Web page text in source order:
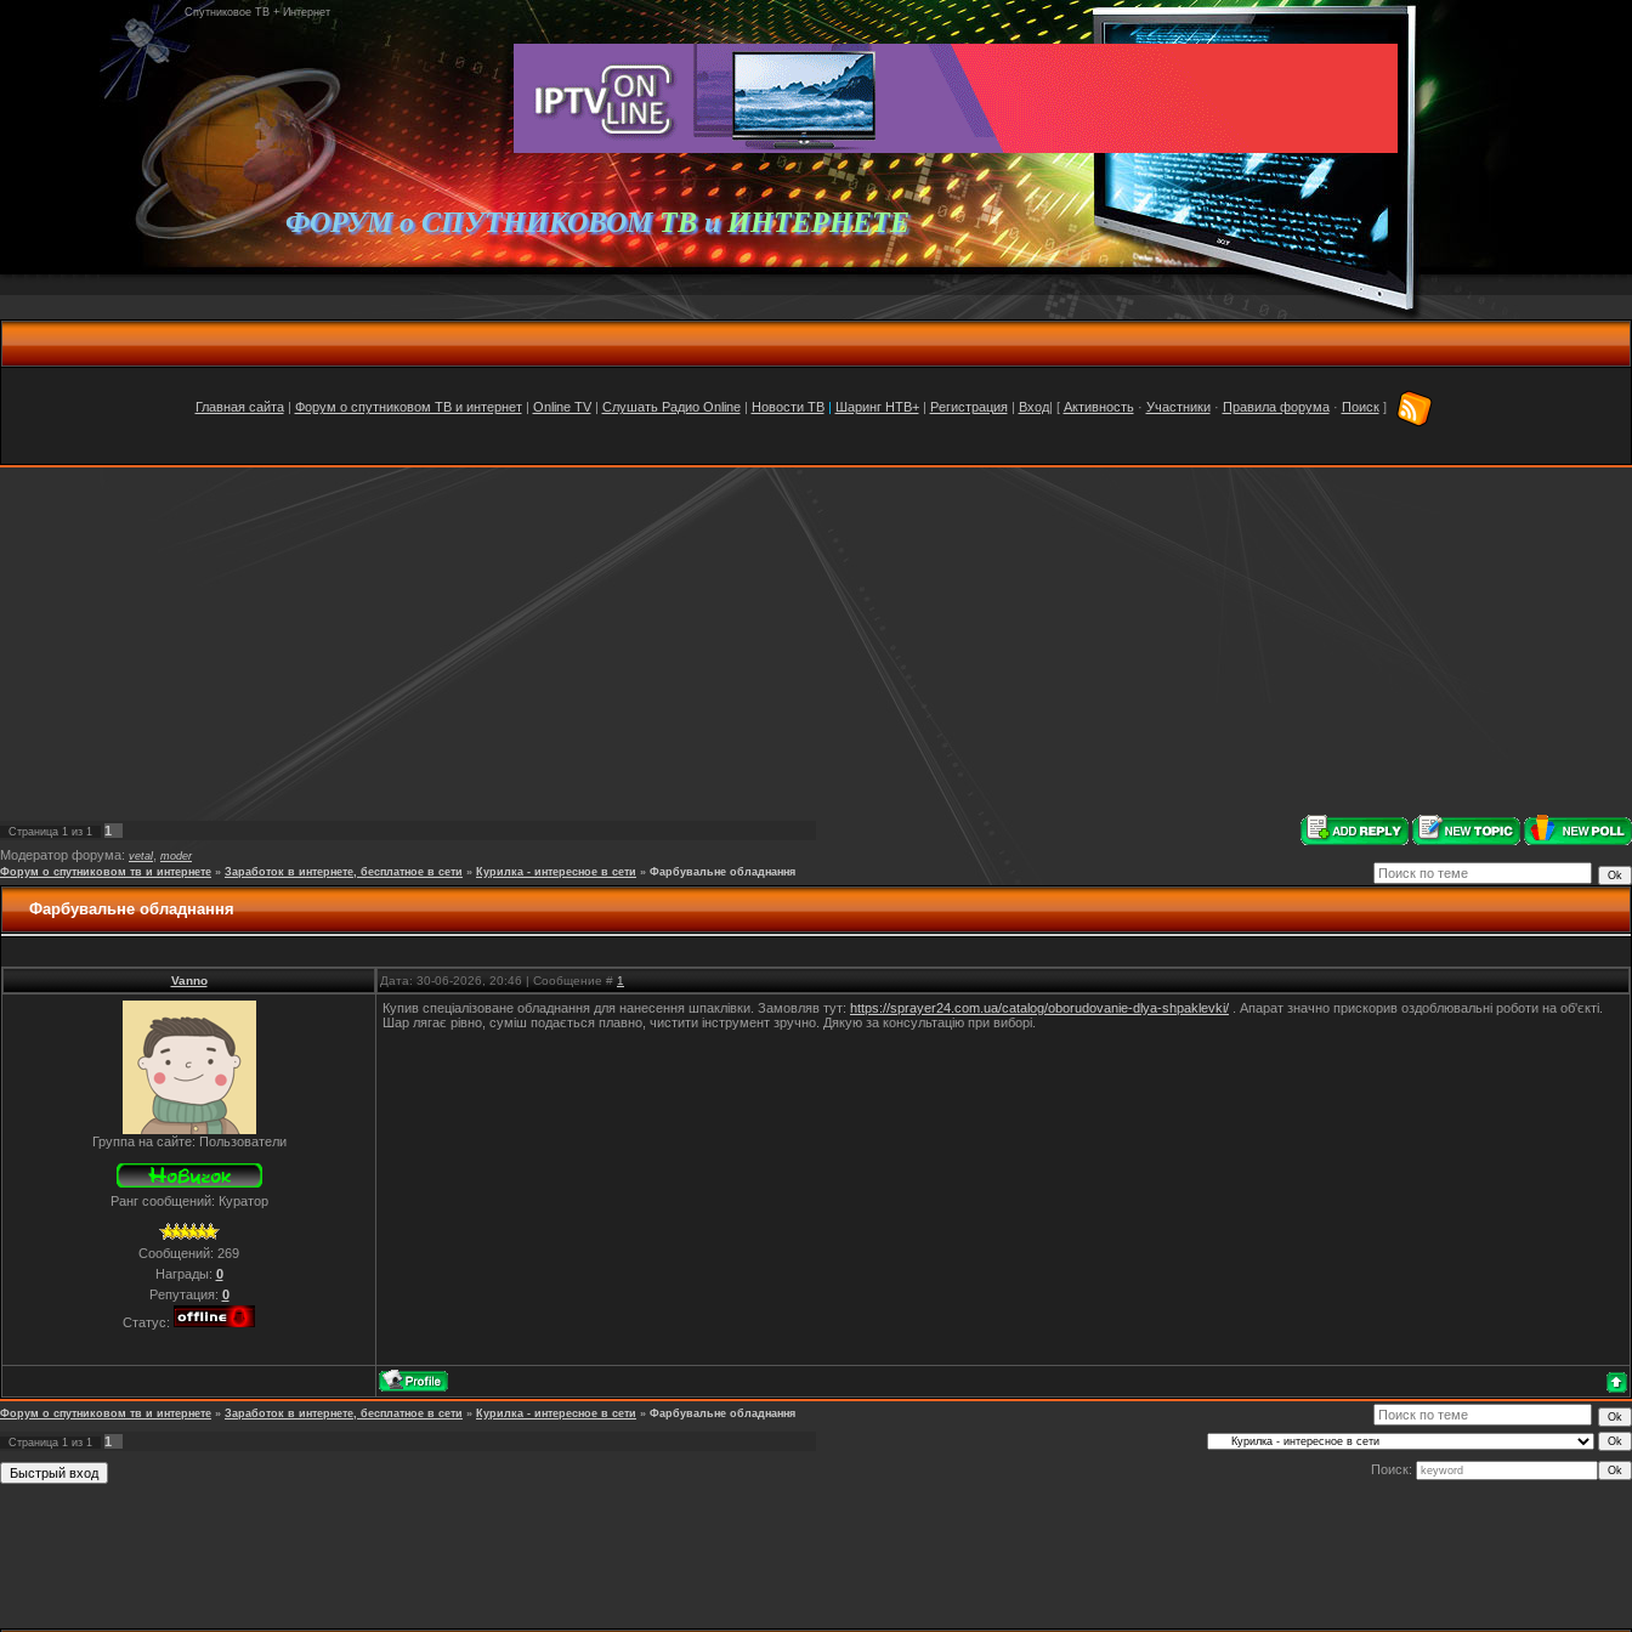
Спутниковое ТВ + Интернет
ФОРУМ о СПУТНИКОВОМТВиИНТЕРНЕТЕ
Главная сайта| Форум о спутниковом ТВ и интернет| Online TV| Слушать Радио Online| Новости ТВ Шаринг НТВ+| Регистрация| Вход| [ Активность· Участники· Правила форума· Поиск]
Страница 1 из 1
1
Модератор форума: vetal moder
Форум о спутниковом тв и интернете » Заработок в интернете, бесплатное в сети » Курилка - интересное в сети » Фарбувальне обладнання
Фарбувальне обладнання
Vanno Дата: 30-06-2026, 20:46 | Сообщение # 1
Группа на сайте: Пользователи
Ранг сообщений: Куратор
Сообщений: 269
Награды: 0
Репутация: 0
Статус:
Купив спеціалізоване обладнання для нанесення шпаклівки. Замовляв тут: https://sprayer24.com.ua/catalog/oborudovanie-dlya-shpaklevki/ . Апарат значно прискорив оздоблювальні роботи на об'єкті.
Шар лягає рівно, суміш подається плавно, чистити інструмент зручно. Дякую за консультацію при виборі.
Форум о спутниковом тв и интернете » Заработок в интернете, бесплатное в сети » Курилка - интересное в сети » Фарбувальне обладнання
Страница 1 из 1
1
Поиск: